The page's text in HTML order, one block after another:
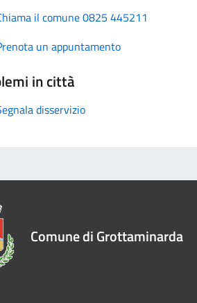
il comune 0825 445211
un appuntamento
in città
disservizio
Comune di Grottaminarda